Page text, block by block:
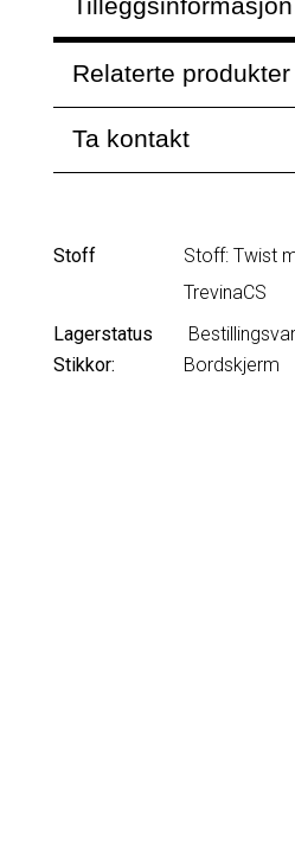
Tilleggsinformasjon
Relaterte produkter
Ta kontakt
Stoff
Stoff: Twist
TrevinaCS
Lagerstatus
Stikkor:
Bordskjerm